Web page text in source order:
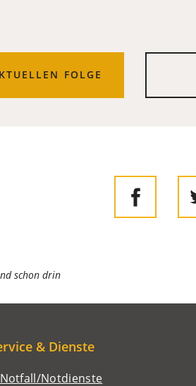
FOLGE
schon drin
& Dienste
Notfall/Notdienste